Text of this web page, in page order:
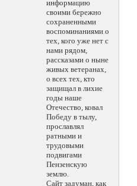
информацию
своими бережно
сохраненными
воспоминаниями о
тех, кого уже нет с
нами рядом,
рассказами о ныне
живых ветеранах,
о всех тех, кто
защищал в лихие
годы наше
Отечество, ковал
Победу в тылу,
прославлял
ратными и
трудовыми
подвигами
Пензенскую
землю.
Сайт задуман, как